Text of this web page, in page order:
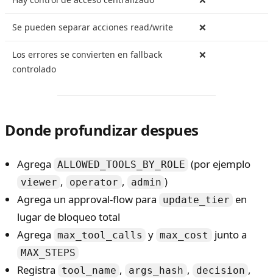
Se pueden separar acciones read/write ❌
Los errores se convierten en fallback
controlado
❌
Donde profundizar despues
Agrega ALLOWED_TOOLS_BY_ROLE (por ejemplo
viewer , operator , admin )
Agrega un approval-flow para
update_tier en
lugar de bloqueo total
Agrega max_tool_calls y max_cost junto a
MAX_STEPS
Registra tool_name , args_hash , decision ,